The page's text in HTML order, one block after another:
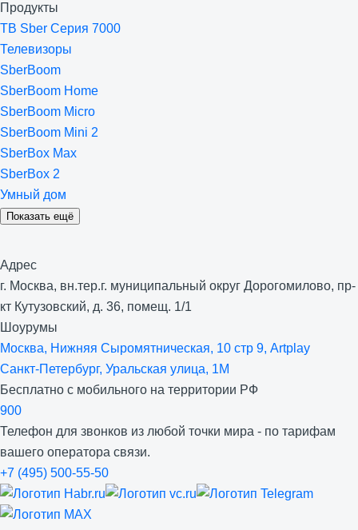
Продукты
ТВ Sber Серия 7000
Телевизоры
SberBoom
SberBoom Home
SberBoom Micro
SberBoom Mini 2
SberBox Max
SberBox 2
Умный дом
Показать ещё
Адрес
г. Москва, вн.тер.г. муниципальный округ Дорогомилово, пр-
кт Кутузовский, д. 36, помещ. 1/1
Шоурумы
Москва, Нижняя Сыро­мятническая, 10 стр 9, Artplay
Санкт-Петербург, Уральская улица, 1М
Бесплатно с мобильного на территории РФ
900
Телефон для звонков из любой точки мира - по тарифам
вашего оператора связи.
+7 (495) 500-55-50